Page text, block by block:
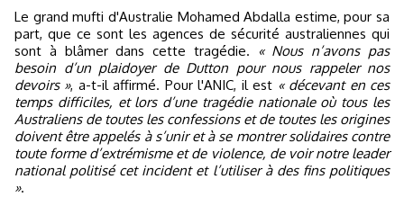
Le grand mufti d'Australie Mohamed Abdalla estime, pour sa
part, que ce sont les agences de sécurité australiennes qui
sont à blâmer dans cette tragédie.
« Nous n’avons pas
besoin d’un plaidoyer de Dutton pour nous rappeler nos
devoirs », a-t-il affirmé. Pour l'ANIC, il est « décevant en ces
temps difficiles, et lors d’une tragédie nationale où tous les
Australiens de toutes les confessions et de toutes les origines
doivent être appelés à s’unir et à se montrer solidaires contre
toute forme d’extrémisme et de violence, de voir notre leader
national politisé cet incident et l’utiliser à des fins politiques
».